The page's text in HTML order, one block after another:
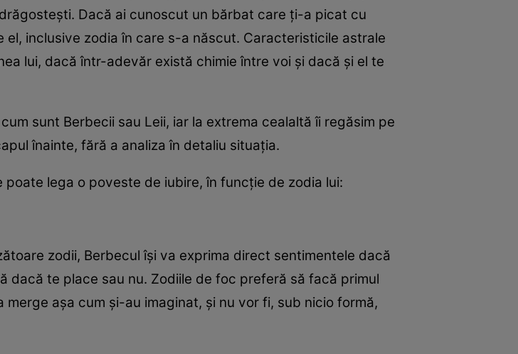
Dacă ai cunoscut un bărbat care ţi-a picat cu
inclusive zodia în care s-a născut. Caracteristicile astrale
lui, dacă într-adevăr există chimie între voi şi dacă şi el te
sunt Berbecii sau Leii, iar la extrema cealaltă îi regăsim pe
înainte, fără a analiza în detaliu situaţia.
lega o poveste de iubire, în funcţie de zodia lui:
zodii, Berbecul îşi va exprima direct sentimentele dacă
dacă te place sau nu. Zodiile de foc preferă să facă primul
aşa cum şi-au imaginat, şi nu vor fi, sub nicio formă,